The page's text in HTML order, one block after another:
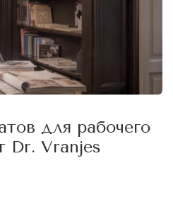
для рабочего
Dr. Vranjes